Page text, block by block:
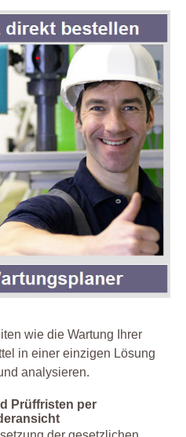
wie die Wartung Ihrer
in einer einzigen Lösung
analysieren.
Prüffristen per